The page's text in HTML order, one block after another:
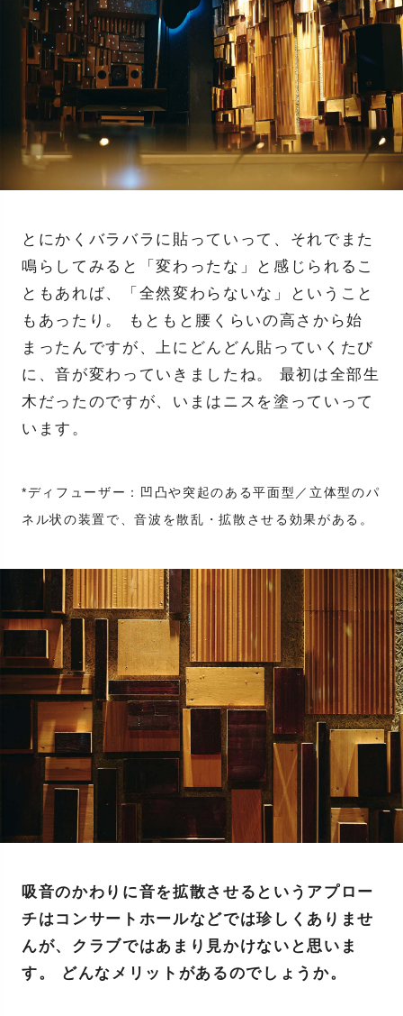
とにかくバラバラに貼っていって、それでまた
鳴らしてみると「変わったな」と感じられるこ
ともあれば、「全然変わらないな」ということ
もあったり。 もともと腰くらいの高さから始
まったんですが、上にどんどん貼っていくたび
に、音が変わっていきましたね。 最初は全部生
木だったのですが、いまはニスを塗っていって
います。
*ディフューザー：凹凸や突起のある平面型／立体型のパ
ネル状の装置で、音波を散乱・拡散させる効果がある。
吸音のかわりに音を拡散させるというアプロー
チはコンサートホールなどでは珍しくありませ
んが、クラブではあまり見かけないと思いま
す。 どんなメリットがあるのでしょうか。